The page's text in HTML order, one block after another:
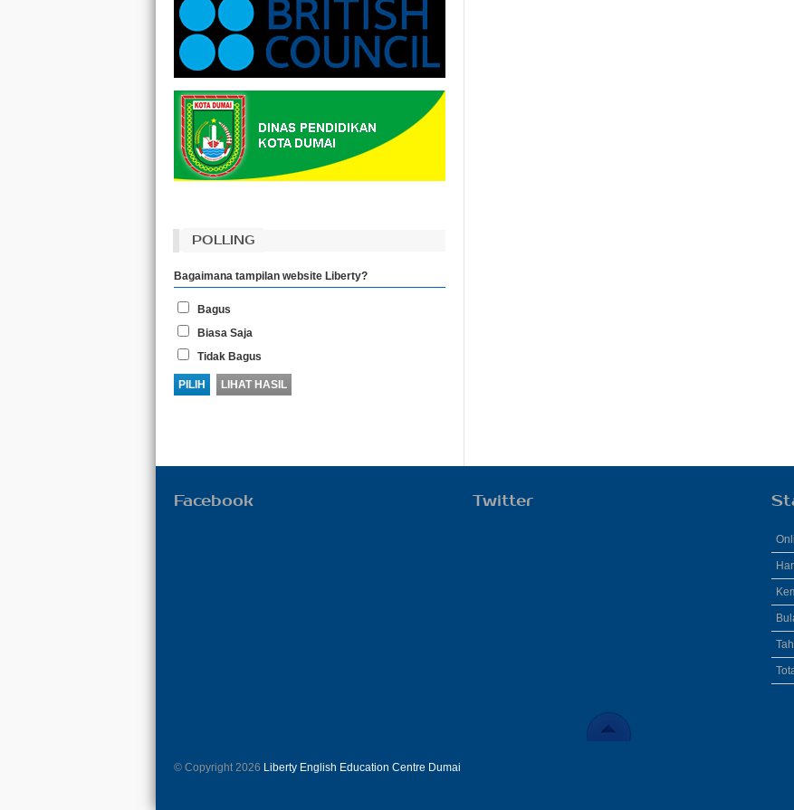
POLLING
Bagaimana tampilan website Liberty?
Bagus
Biasa Saja
Tidak Bagus
Facebook Twitter
© Copyright 2026 Liberty English Education Centre Dumai